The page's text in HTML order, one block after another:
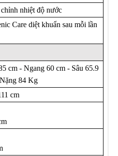
nhiệt độ nước
Care diệt khuẩn sau mỗi lần
cm - Ngang 60 cm - Sâu 65.9
84 Kg
cm